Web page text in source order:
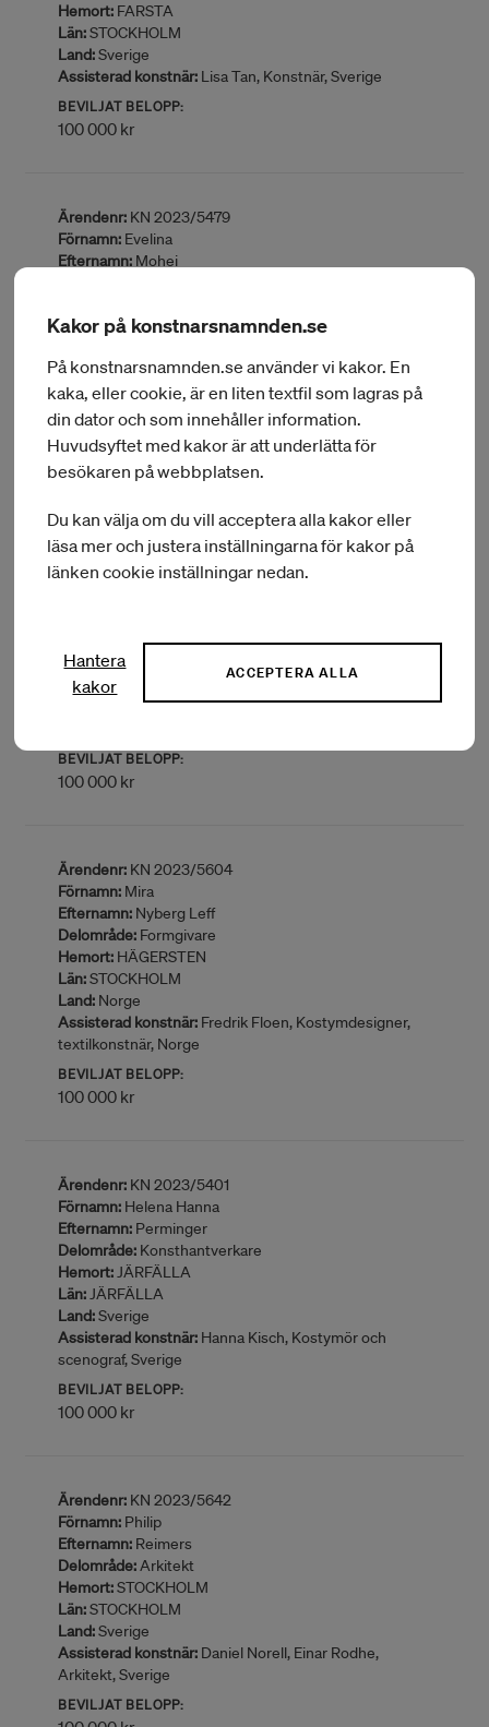
Hemort: FARSTA
Län:STOCKHOLM
Land:Sverige
Assisterad konstnär: Lisa Tan, Konstnär, Sverige
BEVILJAT BELOPP:
100 000 kr
Ärendenr: KN 2023/5479
Förnamn: Evelina
Efternamn: Mohei
Län:STOCKHOLM
Assisterad konstnär:Christina Zetterlund, Design och
hantverkshistoriker verksam som curator, forskare och
pedagog, Sverige
BEVILJAT BELOPP:
100 000 kr
Ärendenr:KN 2023/5412
Förnamn:Ciara Isabel Anna Caroline
BANDHAGEN
Län:STOCKHOLM
Land:Storbritannien
Assisterad konstnär:Laura Aldridge and James Rigler,
BEVILJAT BELOPP:
100 000 kr
Ärendenr: KN 2023/5604
Förnamn: Mira
Efternamn: Nyberg Leff
Delområde: Formgivare
Hemort: HÄGERSTEN
Län:STOCKHOLM
Land: Norge
Assisterad konstnär: Fredrik Floen, Kostymdesigner,
textilkonstnär, Norge
BEVILJAT BELOPP:
100 000 kr
Ärendenr: KN 2023/5401
Förnamn: Helena Hanna
Efternamn: Perminger
Delområde: Konsthantverkare
Hemort:JÄRFÄLLA
Län:JÄRFÄLLA
Land:Sverige
Assisterad konstnär: Hanna Kisch, Kostymör och
scenograf, Sverige
BEVILJAT BELOPP:
100 000 kr
Ärendenr: KN 2023/5642
Förnamn: Philip
Efternamn: Reimers
Delområde:Arkitekt
Hemort:STOCKHOLM
Län:STOCKHOLM
Land:Sverige
Assisterad konstnär: Daniel Norell, Einar Rodhe,
Arkitekt, Sverige
BEVILJAT BELOPP:
Kakor på konstnarsnamnden.se
På konstnarsnamnden.se använder vi kakor. En
kaka, eller cookie, är en liten textfil som lagras på
din dator och som innehåller information.
Huvudsyftet med kakor är att underlätta för
besökaren på webbplatsen.
Du kan välja om du vill acceptera alla kakor eller
läsa mer och justera inställningarna för kakor på
länken cookie inställningar nedan.
Hantera
kakor
ACCEPTERA ALLA